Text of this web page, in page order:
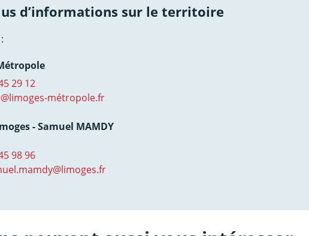
d’informations sur le territoire
29 12
métropole.fr
- Samuel MAMDY
98 96